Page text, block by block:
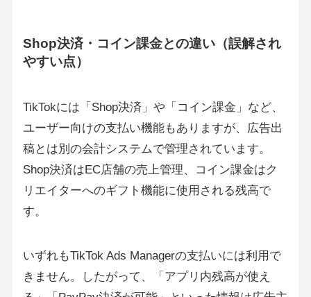
Shop決済・コイン課金との違い（誤解され
やすい点）
TikTokには「Shop決済」や「コイン課金」など、
ユーザー向けの支払い機能もありますが、広告出
稿とは別の会計システムで管理されています。
Shop決済はEC店舗の売上管理、コイン課金はク
リエイターへのギフト機能に使用される残高で
す。
いずれもTikTok Ads Managerの支払いには利用で
きません。したがって、「アプリ内残高が使え